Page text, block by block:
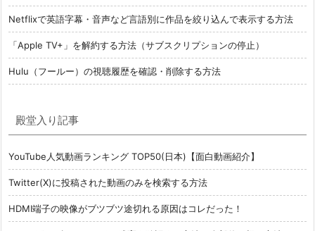
Netflixで英語字幕・音声など言語別に作品を絞り込んで表示する方法
「Apple TV+」を解約する方法（サブスクリプションの停止）
Hulu（フールー）の視聴履歴を確認・削除する方法
殿堂入り記事
YouTube人気動画ランキング TOP50(日本)【面白動画紹介】
Twitter(X)に投稿された動画のみを検索する方法
HDMI端子の映像がブツブツ途切れる原因はコレだった！